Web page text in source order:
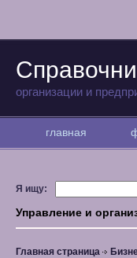
организации и
главная
Я ищу:
Управление и
Главная страница